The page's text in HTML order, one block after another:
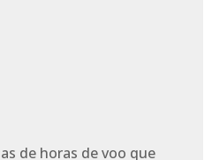
de horas de voo que